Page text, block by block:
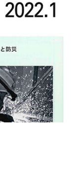
お問い合わせ